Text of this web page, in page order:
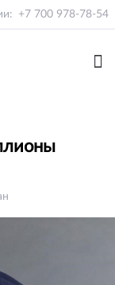
+7 700 978-78-54